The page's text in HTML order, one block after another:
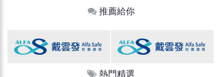
推薦給你
熱門精選